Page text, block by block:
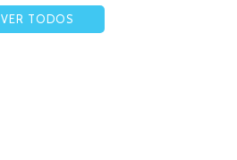
VER TODOS